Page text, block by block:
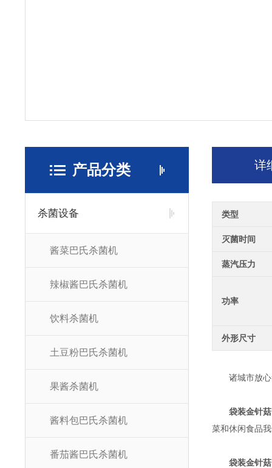
产品分类
杀菌设备
酱菜巴氏杀菌机
辣椒酱巴氏杀菌机
饮料杀菌机
土豆粉巴氏杀菌机
果酱杀菌机
酱料包巴氏杀菌机
番茄酱巴氏杀菌机
详
类型
灭菌时间
蒸汽压力
功率
外形尺寸
诸城市放心
袋装金针
菜和休闲食品
袋装金针